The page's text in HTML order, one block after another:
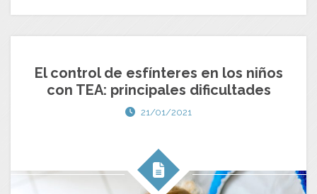
El control de esfínteres en los niños
con TEA: principales dificultades
21/01/2021